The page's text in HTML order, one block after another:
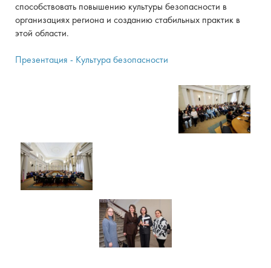
способствовать повышению культуры безопасности в
организациях региона и созданию стабильных практик в
этой области.
Презентация - Культура безопасности